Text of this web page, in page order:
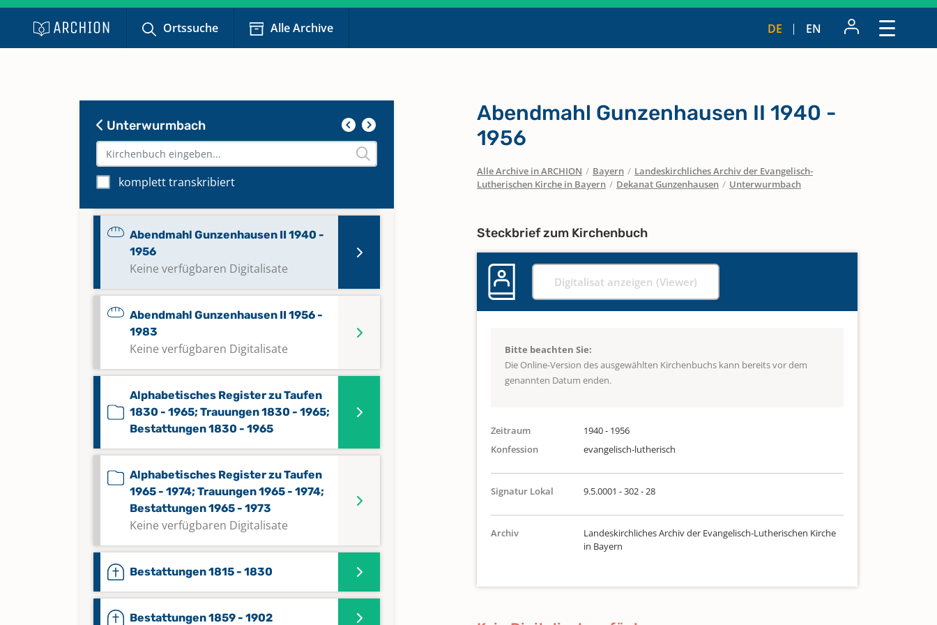
Ortssuche Alle Archive DE EN
Unterwurmbach
komplett transkribiert
1904
Keine verfügbaren Digitalisate
Abendmahl Gunzenhausen II 1925 -
1940
Keine verfügbaren Digitalisate
Abendmahl Gunzenhausen II 1940 -
1956
Keine verfügbaren Digitalisate
Abendmahl Gunzenhausen II 1956 -
1983
Keine verfügbaren Digitalisate
Alphabetisches Register zu Taufen
1830 - 1965; Trauungen 1830 - 1965;
Bestattungen 1830 - 1965
Alphabetisches Register zu Taufen
1965 - 1974; Trauungen 1965 - 1974;
Bestattungen 1965 - 1973
Keine verfügbaren Digitalisate
Bestattungen 1815 - 1830
Bestattungen 1859 - 1902
Abendmahl Gunzenhausen II 1940 -
1956
Alle Archive in ARCHION / Bayern / Landeskirchliches Archiv der Evangelisch-
Lutherischen Kirche in Bayern / Dekanat Gunzenhausen / Unterwurmbach
Steckbrief zum Kirchenbuch
Digitalisat anzeigen (Viewer)
Bitte beachten Sie:
Die Online-Version des ausgewählten Kirchenbuchs kann bereits vor dem
genannten Datum enden.
Zeitraum
1940 - 1956
Konfession
evangelisch-lutherisch
Signatur Lokal 9.5.0001 - 302 - 28
Archiv
Landeskirchliches Archiv der Evangelisch-Lutherischen Kirche
in Bayern